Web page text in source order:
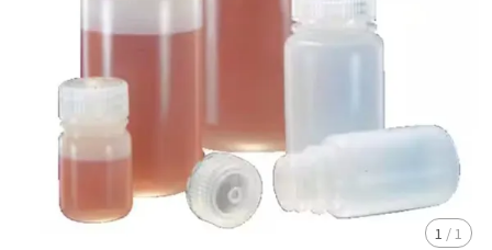
1 / 1